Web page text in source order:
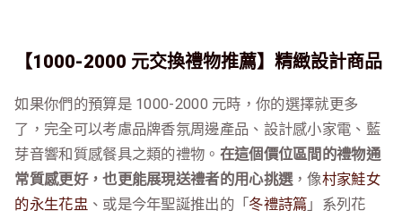
【1000-2000 元交換禮物推薦】精緻設計商品
如果你們的預算是 1000-2000 元時，你的選擇就更多
了，完全可以考慮品牌香氛周邊產品、設計感小家電、藍
芽音響和質感餐具之類的禮物。 在這個價位區間的禮物通
常質感更好，也更能展現送禮者的用心挑選，像村家鮭女
的永生花盅 、或是今年聖誕推出的「 冬禮詩篇 」系列花